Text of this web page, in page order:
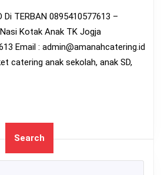
Di
TERBAN
Kotak Anak TK Jogja
Email : admin@amanahcatering.id
catering anak sekolah, anak SD,
Search